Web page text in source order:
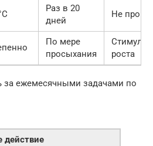
Раз в 20
дней
Не
По мере
просыхания
роста
за ежемесячными задачами по
действие